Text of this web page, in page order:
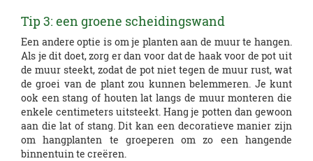
Tip 3: een groene scheidingswand
Een andere optie is om je planten aan de muur te hangen.
Als je dit doet, zorg er dan voor dat de haak voor de pot uit
de muur steekt, zodat de pot niet tegen de muur rust, wat
de groei van de plant zou kunnen belemmeren. Je kunt
ook een stang of houten lat langs de muur monteren die
enkele centimeters uitsteekt. Hang je potten dan gewoon
aan die lat of stang. Dit kan een decoratieve manier zijn
om hangplanten te groeperen om zo een hangende
binnentuin te creëren.